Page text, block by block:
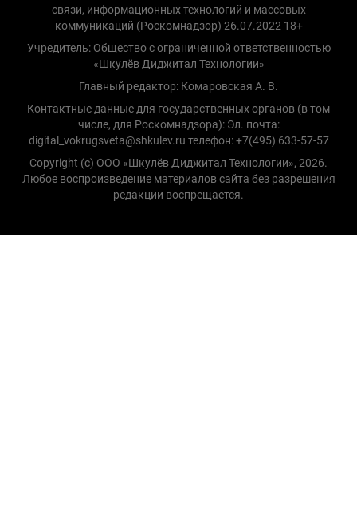
связи, информационных технологий и массовых
коммуникаций (Роскомнадзор) 26.07.2022 18+
Учредитель: Общество с ограниченной ответственностью
«Шкулёв Диджитал Технологии»
Главный редактор: Комаровская А. В.
Контактные данные для государственных органов (в том
числе, для Роскомнадзора): Эл. почта:
digital_vokrugsveta@shkulev.ru телефон: +7(495) 633-57-57
Copyright (с) ООО «Шкулёв Диджитал Технологии», 2026.
Любое воспроизведение материалов сайта без разрешения
редакции воспрещается.